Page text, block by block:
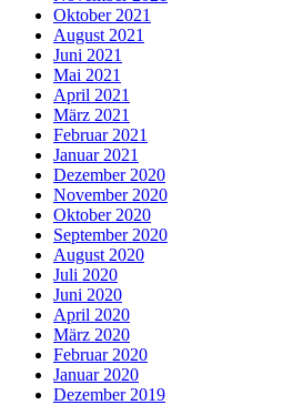
Oktober 2021
August 2021
Juni 2021
Mai 2021
April 2021
März 2021
Februar 2021
Januar 2021
Dezember 2020
November 2020
Oktober 2020
September 2020
August 2020
Juli 2020
Juni 2020
April 2020
März 2020
Februar 2020
Januar 2020
Dezember 2019